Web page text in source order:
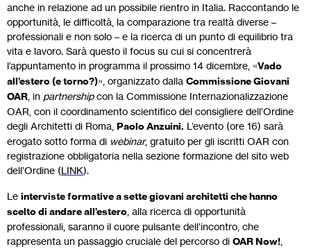
anche in relazione ad un possibile rientro in Italia. Raccontando le
opportunità, le difficoltà, la comparazione tra realtà diverse –
professionali e non solo – e la ricerca di un punto di equilibrio tra
vita e lavoro. Sarà questo il focus su cui si concentrerà
l’appuntamento in programma il prossimo 14 dicembre, «Vado
all’estero (e torno?)», organizzato dalla Commissione Giovani
OAR , in partnershipcon la Commissione Internazionalizzazione
OAR, con il coordinamento scientifico del consigliere dell’Ordine
degli Architetti di Roma, Paolo Anzuini. L’evento (ore 16) sarà
erogato sotto forma di webinar, gratuito per gli iscritti OAR con
registrazione obbligatoria nella sezione formazione del sito web
dell’Ordine (LINK).
Le interviste formative a sette giovani architetti che hanno
scelto di andare all’estero , alla ricerca di opportunità
professionali, saranno il cuore pulsante dell’incontro, che
rappresenta un passaggio cruciale del percorso di OAR Now!